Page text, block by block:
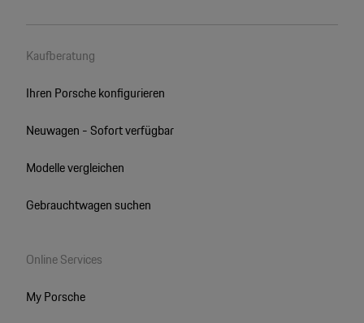
Kaufberatung
Ihren Porsche konfigurieren
Neuwagen - Sofort verfügbar
Modelle vergleichen
Gebrauchtwagen suchen
Online Services
My Porsche